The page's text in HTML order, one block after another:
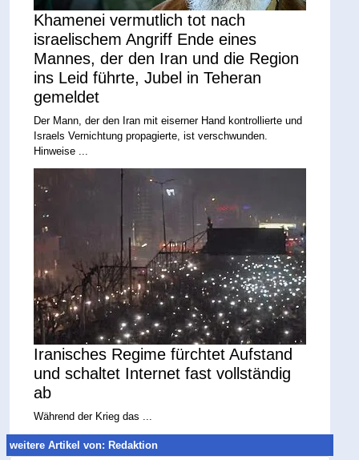
Khamenei vermutlich tot nach
israelischem Angriff Ende eines
Mannes, der den Iran und die Region
ins Leid führte, Jubel in Teheran
gemeldet
Der Mann, der den Iran mit eiserner Hand kontrollierte und
Israels Vernichtung propagierte, ist verschwunden.
Hinweise ...
Iranisches Regime fürchtet Aufstand
und schaltet Internet fast vollständig
ab
Während der Krieg das ...
weitere Artikel von: Redaktion